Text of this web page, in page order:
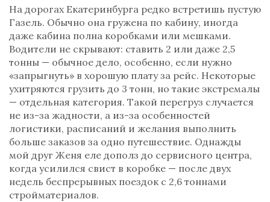
На дорогах Екатеринбурга редко встретишь пустую
Газель. Обычно она гружена по кабину, иногда
даже кабина полна коробками или мешками.
Водители не скрывают: ставить 2 или даже 2,5
тонны — обычное дело, особенно, если нужно
«запрыгнуть» в хорошую плату за рейс. Некоторые
ухитряются грузить до 3 тонн, но такие экстремалы
— отдельная категория. Такой перегруз случается
не из-за жадности, а из-за особенностей
логистики, расписаний и желания выполнить
больше заказов за одно путешествие. Однажды
мой друг Женя еле дополз до сервисного центра,
когда усилился свист в коробке — после двух
недель беспрерывных поездок с 2,6 тоннами
стройматериалов.